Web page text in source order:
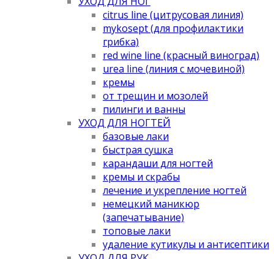
citrus line (цитрусовая линия)
mykosept (для профилактики
грибка)
red wine line (красный виноград)
urea line (линия с мочевиной)
кремы
от трещин и мозолей
пилинги и ванны
УХОД ДЛЯ НОГТЕЙ
базовые лаки
быстрая сушка
карандаши для ногтей
кремы и скрабы
лечение и укрепление ногтей
немецкий маникюр
(запечатывание)
топовые лаки
удаление кутикулы и антисептики